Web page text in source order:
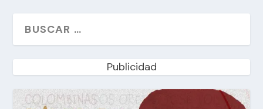
Publicidad